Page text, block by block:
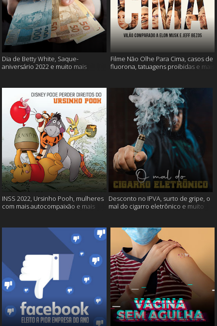
Dia de Betty White, Saque-
aniversário 2022 e muito mais
Filme Não Olhe Para Cima, casos de
fluorona, tatuagens proibidas e mais
INSS 2022, Ursinho Pooh, mulheres
com mais autocompaixão e mais
Desconto no IPVA, surto de gripe, o
mal do cigarro eletrônico e muito